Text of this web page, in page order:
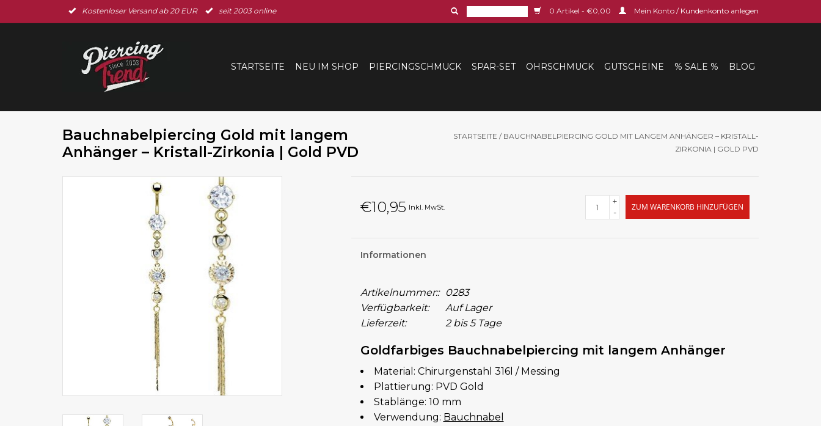
Kostenloser Versand ab 20 EUR seit 2003 online 0 Artikel - €0,00 Mein Konto / Kundenkonto anlegen
STARTSEITE NEU IM SHOP PIERCINGSCHMUCK SPAR-SET OHRSCHMUCK GUTSCHEINE % SALE % BLOG
Bauchnabelpiercing Gold mit langem
Anhänger – Kristall-Zirkonia | Gold PVD
STARTSEITE / BAUCHNABELPIERCING GOLD MIT LANGEM ANHÄNGER – KRISTALL-
ZIRKONIA | GOLD PVD
€10,95 Inkl. MwSt.
+
-
ZUM WARENKORB HINZUFÜGEN
Informationen
Artikelnummer::
0283
Verfügbarkeit:
Auf Lager
Lieferzeit:
2 bis 5 Tage
Goldfarbiges Bauchnabelpiercing mit langem Anhänger
Material: Chirurgenstahl 316l / Messing
Plattierung: PVD Gold
Stablänge: 10 mm
Verwendung: Bauchnabel